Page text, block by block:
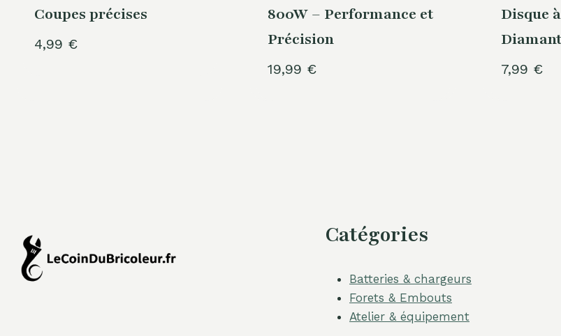
Coupes précises
4,99 €
800W – Performance et
Précision
19,99 €
Disque
7,99 €
Catégories
Batteries & chargeurs
Forets & Embouts
Atelier & équipement